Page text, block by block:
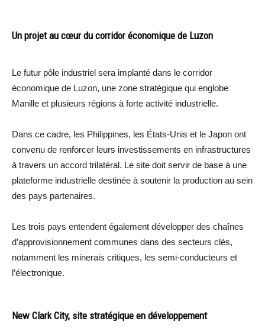
Un projet au cœur du corridor économique de Luzon
Le futur pôle industriel sera implanté dans le corridor
économique de Luzon, une zone stratégique qui englobe
Manille et plusieurs régions à forte activité industrielle.
Dans ce cadre, les Philippines, les États-Unis et le Japon ont
convenu de renforcer leurs investissements en infrastructures
à travers un accord trilatéral. Le site doit servir de base à une
plateforme industrielle destinée à soutenir la production au sein
des pays partenaires.
Les trois pays entendent également développer des chaînes
d’approvisionnement communes dans des secteurs clés,
notamment les minerais critiques, les semi-conducteurs et
l’électronique.
New Clark City, site stratégique en développement